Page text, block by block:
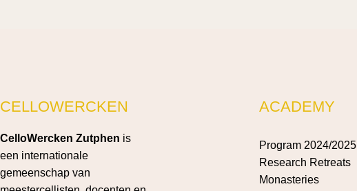
CELLOWERCKEN
CelloWercken Zutphen is
een internationale
gemeenschap van
ACADEMY
Program 2024/2025
Research Retreats
Monasteries